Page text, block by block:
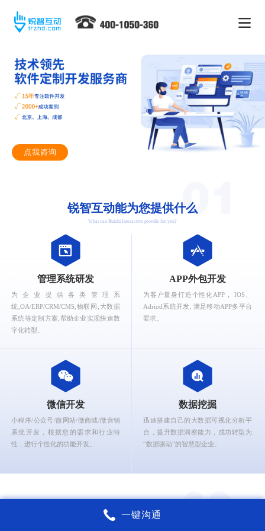
点我咨询
锐智互动能为您提供什么
What can Ruizhi Interactive provide for you?
管理系统研发
为企业提供各类管理系
统,OA/ERP/CRM/CMS,物联网,大数据
系统等定制方案,帮助企业实现快速数
字化转型。
APP外包开发
为客户量身打造个性化APP， IOS、
Adriod系统开发, 满足移动APP多平台
要求。
微信开发
小程序/公众号/微网站/微商城/微营销
系统开发，根据您的需求和行业特
性，进行个性化的功能开发。
数据挖掘
迅速搭建自己的大数据可视化分析平
台，提升数据洞察能力，成功转型为
“数据驱动”的智慧型企业。
锐智互动核心能力
一键沟通